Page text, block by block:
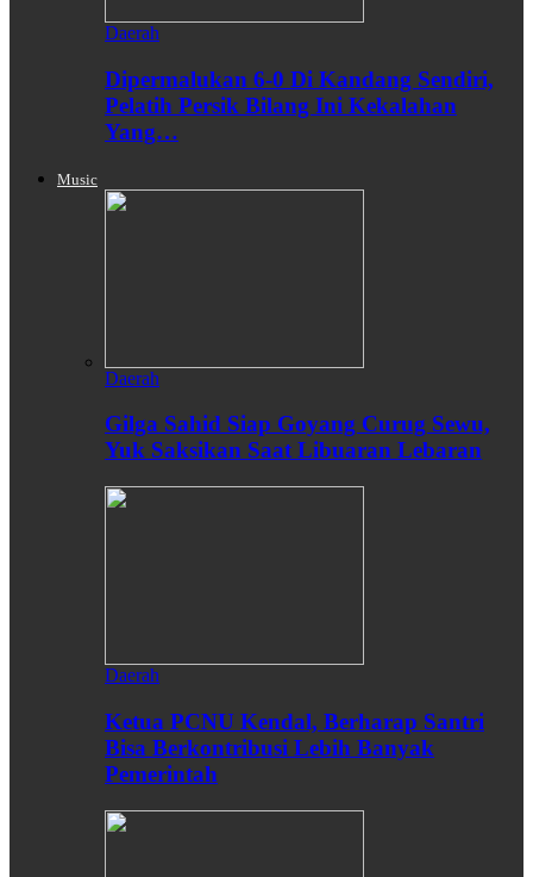
Daerah
Dipermalukan 6-0 Di Kandang Sendiri,
Pelatih Persik Bilang Ini Kekalahan
Yang…
Music
Daerah
Gilga Sahid Siap Goyang Curug Sewu,
Yuk Saksikan Saat Libuaran Lebaran
Daerah
Ketua PCNU Kendal, Berharap Santri
Bisa Berkontribusi Lebih Banyak
Pemerintah